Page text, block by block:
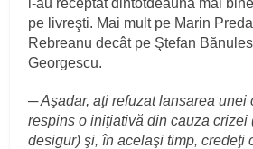
pe livreşti. Mai mult pe Marin
Rebreanu decât pe Ştefan
Georgescu.
─ Aşadar, aţi refuzat lansarea unei
respins o iniţiativă din cauza crizei
desigur) şi, în acelaşi timp, credeţi